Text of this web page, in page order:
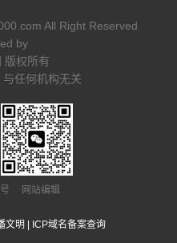
All Right Reserved
by
版权所有
任何机构无关
号 网站编辑
文明 ICP域名备案查询